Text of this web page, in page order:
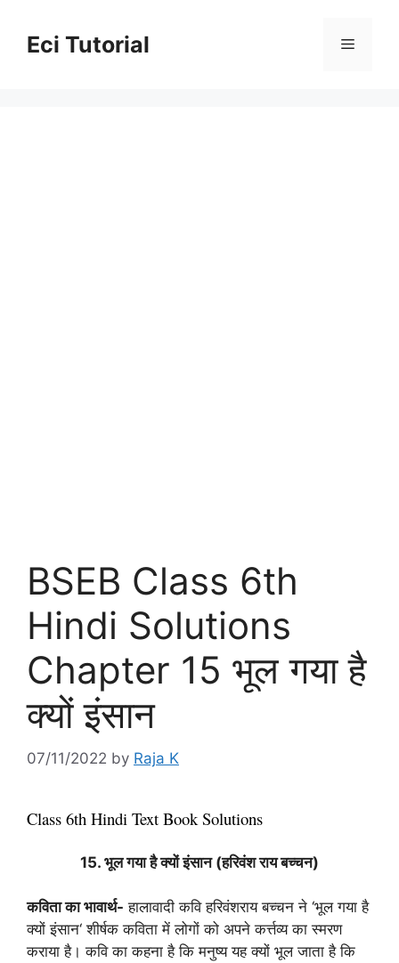
contentEci Tutorial Menu
BSEB Class 6th
Hindi Solutions
Chapter 15 भूल गया है
क्यों इंसान
07/11/2022 by Raja K
Class 6th Hindi Text Book Solutions
15. भूल गया है क्यों इंसान (हरिवंश राय बच्चन)
कविता का भावार्थ- हालावादी कवि हरिवंशराय बच्चन ने ‘भूल गया है
क्यों इंसान‘ शीर्षक कविता में लोगों को अपने कर्त्तव्य का स्मरण
कराया है। कवि का कहना है कि मनुष्य यह क्यों भूल जाता है कि